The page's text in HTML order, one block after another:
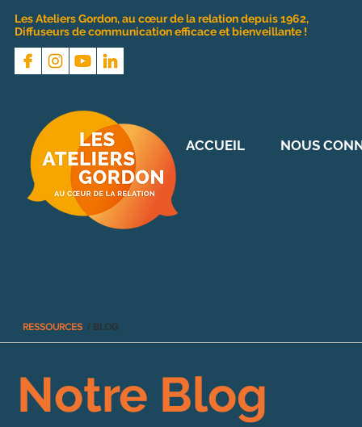
Les Ateliers Gordon, au cœur de la relation depuis 1962,
Diffuseurs de communication efficace et bienveillante !
RESSOURCES / BLOG
Notre Blog
ACCUEIL NOUS